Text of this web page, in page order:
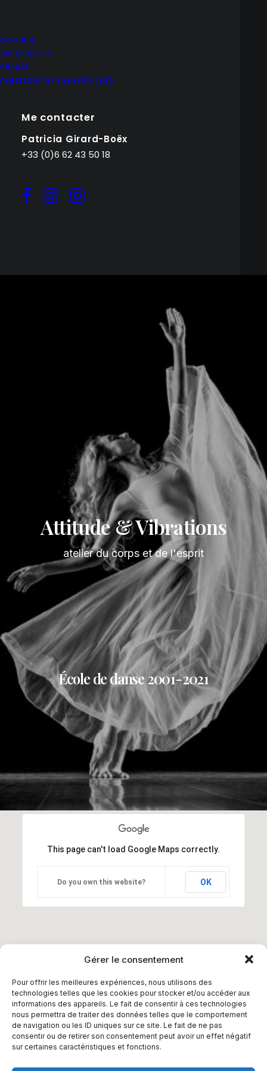
Gérer le consentement
Pour offrir les meilleures expériences, nous utilisons des
technologies telles que les cookies pour stocker et/ou accéder aux
informations des appareils. Le fait de consentir à ces technologies
nous permettra de traiter des données telles que le comportement
de navigation ou les ID uniques sur ce site. Le fait de ne pas
consentir ou de retirer son consentement peut avoir un effet négatif
sur certaines caractéristiques et fonctions.
ACCUEIL
SPECTACLES
PRESSE
POLITIQUE DE COOKIES (UE)
Me contacter
Patricia Girard-Boëx
+33 (0)6 62 43 50 18
Attitude & Vibrations
atelier du corps et de l'esprit
École de danse 2001-2021
This page can't load Google Maps correctly.
Do you own this website? OK
19 Bedford Place, London WC1B 5JA, U.K.